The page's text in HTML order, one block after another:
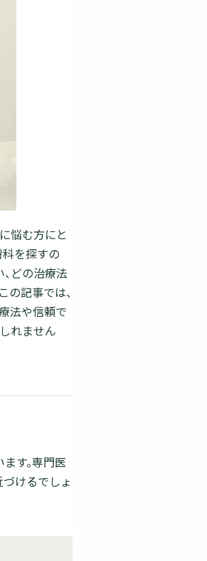
悩む方にと
科を探すの
どの治療法
記事では、
法や信頼で
れません
す。専門医
けるでしょ